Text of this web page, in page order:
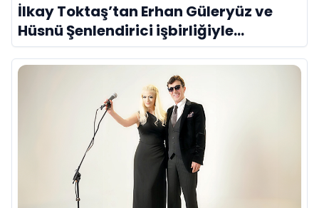
İlkay Toktaş’tan Erhan Güleryüz ve
Hüsnü Şenlendirici işbirliğiyle
duygusal bir aşk manifestosu: “Deliler
Gibi”